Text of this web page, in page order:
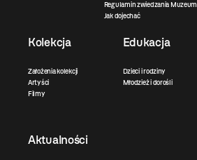
Regulamin zwiedzania Muzeum
Jak dojechać
Kolekcja
Założenia kolekcji
Artyści
Filmy
Edukacja
Dzieci i rodziny
Młodzież i dorośli
Aktualności